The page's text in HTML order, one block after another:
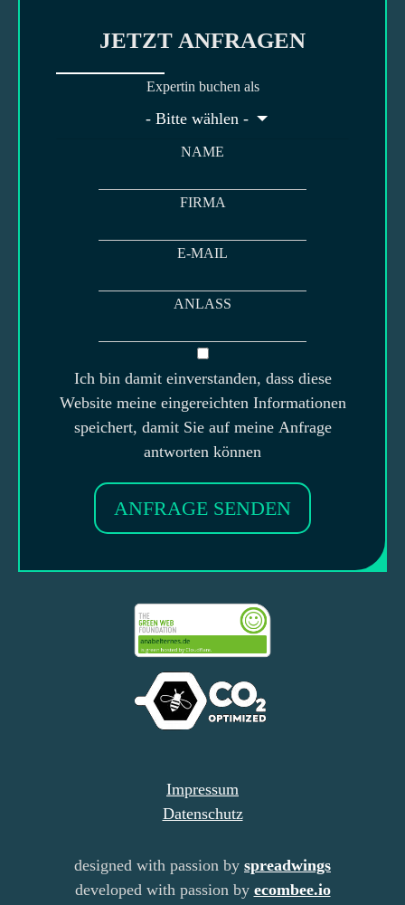
JETZT ANFRAGEN
Expertin buchen als
- Bitte wählen -
NAME
FIRMA
E-MAIL
ANLASS
Ich bin damit einverstanden, dass diese
Website meine eingereichten Informationen
speichert, damit Sie auf meine Anfrage
antworten können
ANFRAGE SENDEN
Impressum
Datenschutz
designed with passion by spreadwings
developed with passion by ecombee.io